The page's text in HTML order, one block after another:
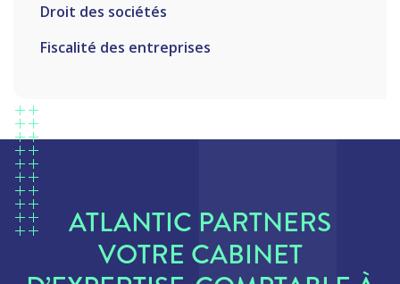
Droit des sociétés
Fiscalité des entreprises
ATLANTIC PARTNERS
VOTRE CABINET